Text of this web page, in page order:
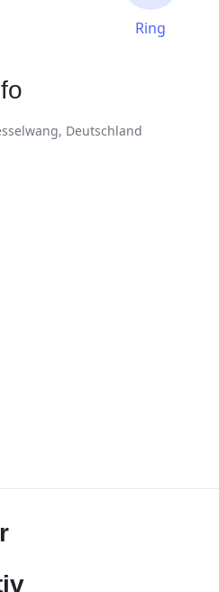
Ring
Deutschland